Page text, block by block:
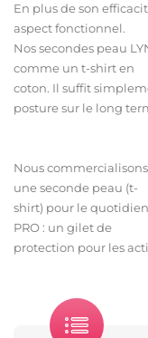
En plus de son
aspect fonctionnel.
Nos secondes peau
comme un t-shirt en
coton. Il suffit
posture sur le long
Nous
une seconde peau (t-
shirt) pour le
PRO : un gilet de
protection pour les